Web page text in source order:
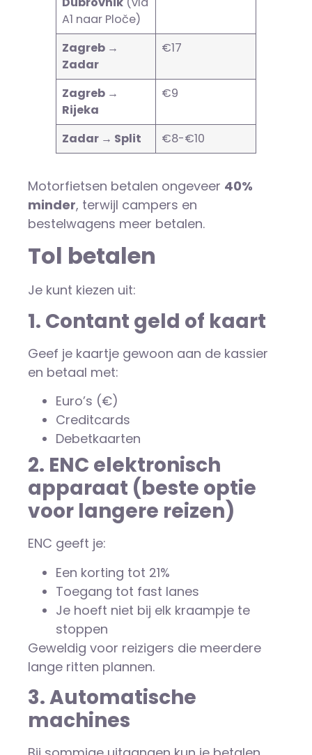
A1 naar Ploče)
Zagreb →
Zadar
€17
Zagreb →
Rijeka
€9
Zadar → Split €8-€10
Motorfietsen betalen ongeveer 40%
minder, terwijl campers en
bestelwagens meer betalen.
Tol betalen
Je kunt kiezen uit:
1. Contant geld of kaart
Geef je kaartje gewoon aan de kassier
en betaal met:
Euro’s (€)
Creditcards
Debetkaarten
2. ENC elektronisch
apparaat (beste optie
voor langere reizen)
ENC geeft je:
Een korting tot 21%
Toegang tot fast lanes
Je hoeft niet bij elk kraampje te
stoppen
Geweldig voor reizigers die meerdere
lange ritten plannen.
3. Automatische
machines